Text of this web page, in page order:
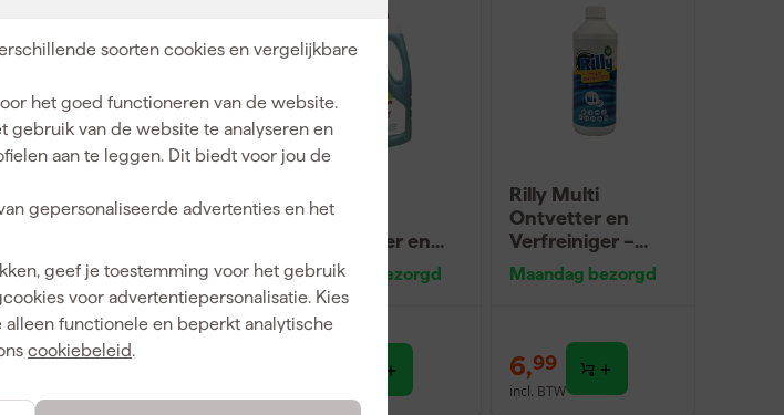
soorten cookies en vergelijkbare
het goed functioneren van de website.
gebruik van de website te analyseren en
aan te leggen. Dit biedt voor jou de
gepersonaliseerde advertenties en het
geef je toestemming voor het gebruik
voor advertentiepersonalisatie. Kies
alleen functionele en beperkt analytische
cookiebeleid.
en netjes aan te
voor zowel
die egaal over het
laten de rollers geen
of meubels. Je krijgt twee
en efficiënte start.
Binnen, Buiten
Glad
Vloeibare
verfreiniger en
ontvetter - 1L
Maandag bezorgd
Adviesprijs
Rilly Multi
Ontvetter en
Verfreiniger –
0,5L
Maandag bezorgd
6,99
incl. BTW